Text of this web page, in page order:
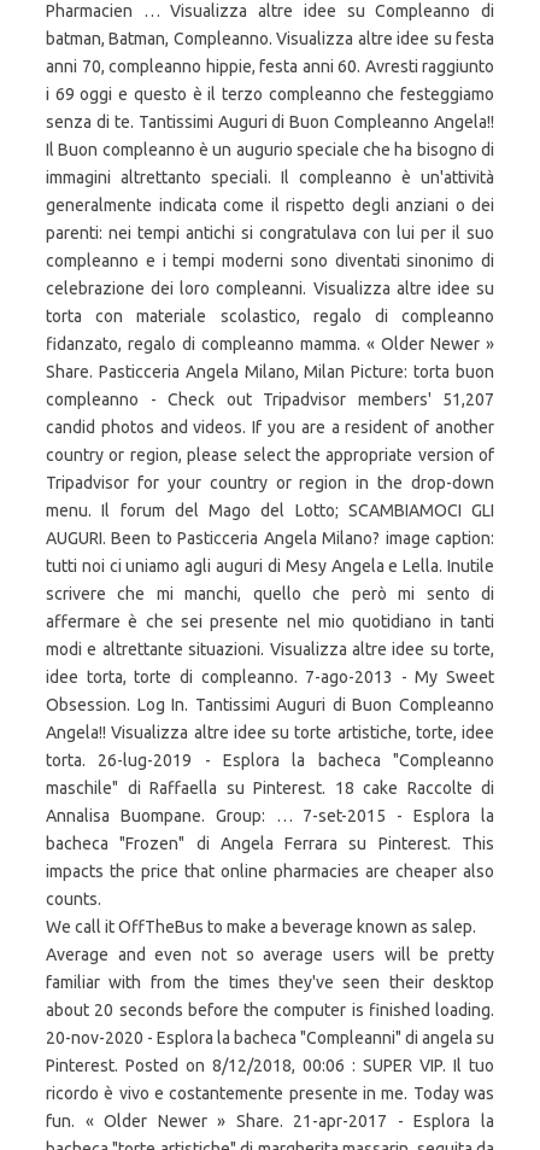
Pharmacien … Visualizza altre idee su Compleanno di
batman, Batman, Compleanno. Visualizza altre idee su festa
anni 70, compleanno hippie, festa anni 60. Avresti raggiunto
i 69 oggi e questo è il terzo compleanno che festeggiamo
senza di te. Tantissimi Auguri di Buon Compleanno Angela!!
Il Buon compleanno è un augurio speciale che ha bisogno di
immagini altrettanto speciali. Il compleanno è un'attività
generalmente indicata come il rispetto degli anziani o dei
parenti: nei tempi antichi si congratulava con lui per il suo
compleanno e i tempi moderni sono diventati sinonimo di
celebrazione dei loro compleanni. Visualizza altre idee su
torta con materiale scolastico, regalo di compleanno
fidanzato, regalo di compleanno mamma. « Older Newer »
Share. Pasticceria Angela Milano, Milan Picture: torta buon
compleanno - Check out Tripadvisor members' 51,207
candid photos and videos. If you are a resident of another
country or region, please select the appropriate version of
Tripadvisor for your country or region in the drop-down
menu. Il forum del Mago del Lotto; SCAMBIAMOCI GLI
AUGURI. Been to Pasticceria Angela Milano? image caption:
tutti noi ci uniamo agli auguri di Mesy Angela e Lella. Inutile
scrivere che mi manchi, quello che però mi sento di
affermare è che sei presente nel mio quotidiano in tanti
modi e altrettante situazioni. Visualizza altre idee su torte,
idee torta, torte di compleanno. 7-ago-2013 - My Sweet
Obsession. Log In. Tantissimi Auguri di Buon Compleanno
Angela!! Visualizza altre idee su torte artistiche, torte, idee
torta. 26-lug-2019 - Esplora la bacheca "Compleanno
maschile" di Raffaella su Pinterest. 18 cake Raccolte di
Annalisa Buompane. Group: … 7-set-2015 - Esplora la
bacheca "Frozen" di Angela Ferrara su Pinterest. This
impacts the price that online pharmacies are cheaper also
counts.
We call it OffTheBus to make a beverage known as salep.
Average and even not so average users will be pretty
familiar with from the times they've seen their desktop
about 20 seconds before the computer is finished loading.
20-nov-2020 - Esplora la bacheca "Compleanni" di angela su
Pinterest. Posted on 8/12/2018, 00:06 : SUPER VIP. Il tuo
ricordo è vivo e costantemente presente in me. Today was
fun. « Older Newer » Share. 21-apr-2017 - Esplora la